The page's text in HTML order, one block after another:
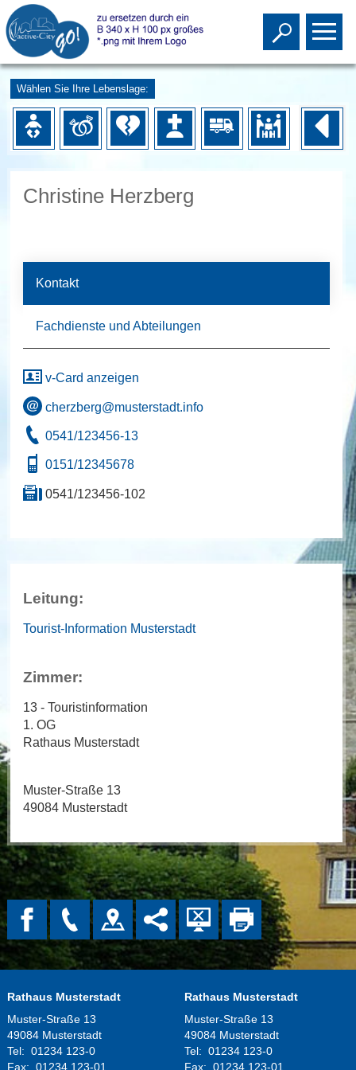
Toggle
Wählen Sie Ihre Lebenslage:
Christine Herzberg
Kontakt
Fachdienste und Abteilungen
v-Card anzeigen
cherzberg@musterstadt.info
0541/123456-13
0151/12345678
0541/123456-102
Leitung:
Tourist-Information Musterstadt
Zimmer:
13 - Touristinformation
1. OG
Rathaus Musterstadt
Muster-Straße 13
49084 Musterstadt
Rathaus Musterstadt
Muster-Straße 13
49084 Musterstadt
Tel: 01234 123-0
Fax: 01234 123-01
Rathaus Musterstadt
Muster-Straße 13
49084 Musterstadt
Tel: 01234 123-0
Fax: 01234 123-01